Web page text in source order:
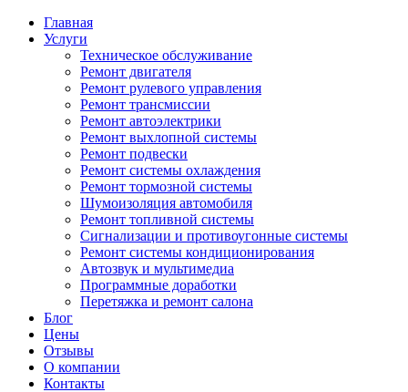
Главная
Услуги
Техническое обслуживание
Ремонт двигателя
Ремонт рулевого управления
Ремонт трансмиссии
Ремонт автоэлектрики
Ремонт выхлопной системы
Ремонт подвески
Ремонт системы охлаждения
Ремонт тормозной системы
Шумоизоляция автомобиля
Ремонт топливной системы
Сигнализации и противоугонные системы
Ремонт системы кондиционирования
Автозвук и мультимедиа
Программные доработки
Перетяжка и ремонт салона
Блог
Цены
Отзывы
О компании
Контакты